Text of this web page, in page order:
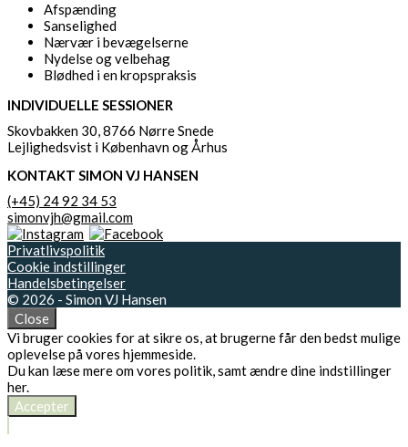
Afspænding
Sanselighed
Nærvær i bevægelserne
Nydelse og velbehag
Blødhed i en kropspraksis
INDIVIDUELLE SESSIONER
Skovbakken 30, 8766 Nørre Snede
Lejlighedsvist i København og Århus
KONTAKT SIMON VJ HANSEN
(+45) 24 92 34 53
simonvjh@gmail.com
Privatlivspolitik
Cookie indstillinger
Handelsbetingelser
© 2026 - Simon VJ Hansen
Close
Vi bruger cookies for at sikre os, at brugerne får den bedst mulige
oplevelse på vores hjemmeside.
Du kan læse mere om vores politik, samt ændre dine indstillinger
her.
Accepter